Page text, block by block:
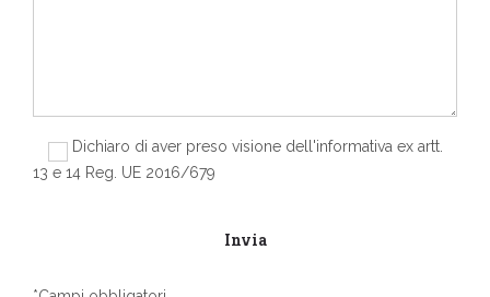
Dichiaro di aver preso visione dell'informativa ex artt.
13 e 14 Reg. UE 2016/679